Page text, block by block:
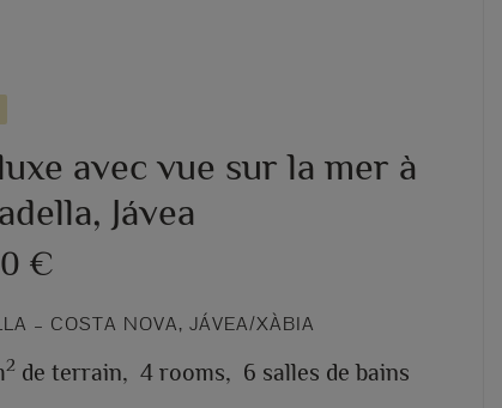
avec vue sur la mer à
Jávea
€
– COSTA NOVA, JÁVEA/XÀBIA
2 de terrain, 4 rooms, 6 salles de bains